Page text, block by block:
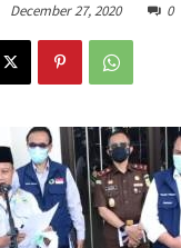
December 27, 2020 0